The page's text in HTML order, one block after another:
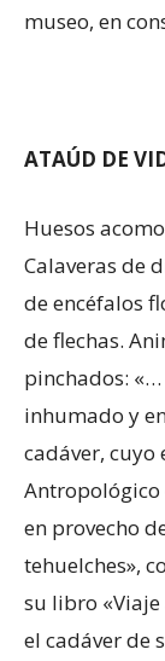
museo, en
ATAÚD DE
Huesos
Calaveras de
de encéfalos
de flechas.
pinchados:
inhumado y
cadáver, cuyo
Antropológico
en provecho
tehuelches»,
su libro «Viaje
el cadáver de